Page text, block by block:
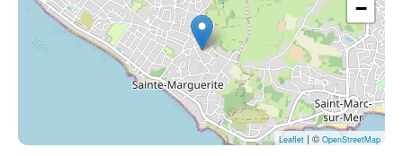
−
Leaflet | © OpenStreetMap